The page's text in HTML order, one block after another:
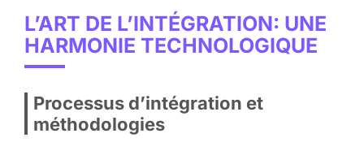
L’ART DE L’INTÉGRATION: UNE
HARMONIE TECHNOLOGIQUE
Processus d’intégration et
méthodologies